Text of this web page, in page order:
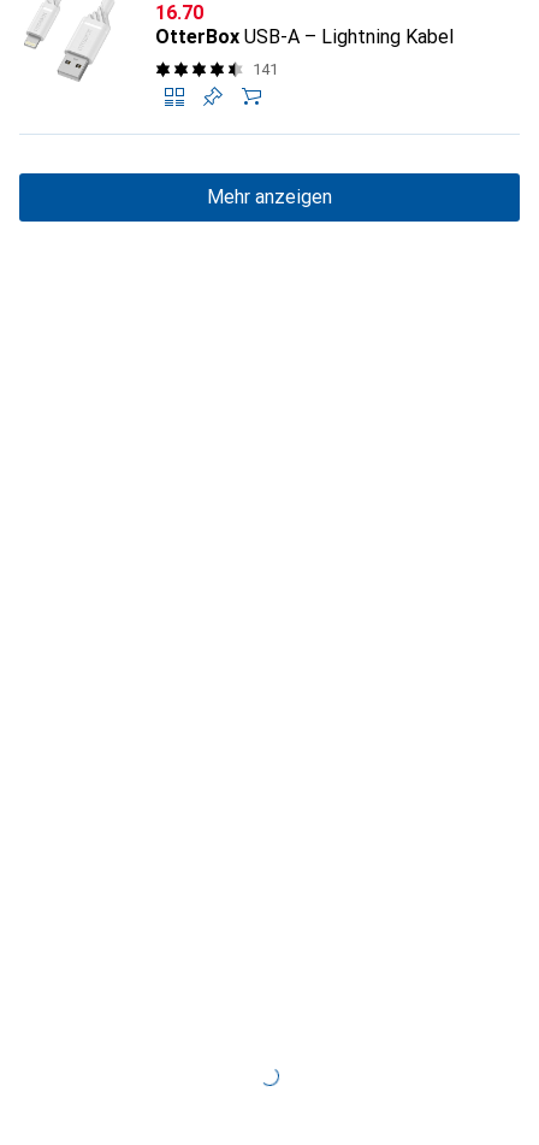
CHF
16.70
OtterBox USB-A – Lightning Kabel
141
Mehr anzeigen